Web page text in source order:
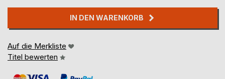
IN DEN WARENKORB
Auf die Merkliste
Titel bewerten